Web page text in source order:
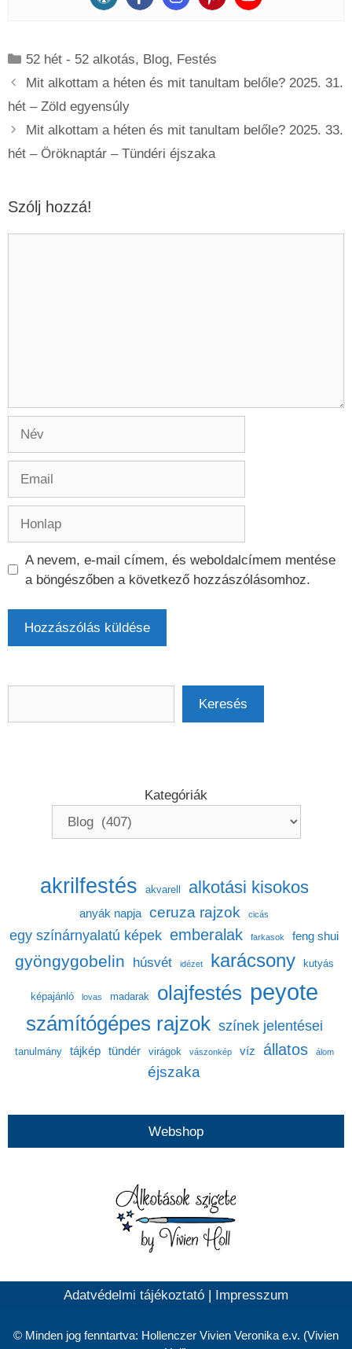
Kategória
52 hét - 52 alkotás, Blog, Festés
Mit alkottam a héten és mit tanultam belőle? 2025. 31.
hét – Zöld egyensúly
Mit alkottam a héten és mit tanultam belőle? 2025. 33.
hét – Öröknaptár – Tündéri éjszaka
Szólj hozzá!
A nevem, e-mail címem, és weboldalcímem mentése
a böngészőben a következő hozzászólásomhoz.
Keresés
Kategóriák
akrilfestés akvarell alkotási kisokos
anyák napja ceruza rajzok cicás
egy színárnyalatú képek emberalak farkasok feng shui
gyöngygobelin húsvét idézet karácsony kutyás
képajánló lovas madarak olajfestés peyote
számítógépes rajzok színek jelentései
tanulmány tájkép tündér virágok vászonkép víz állatos álom
éjszaka
Webshop
Adatvédelmi tájékoztató | Impresszum
© Minden jog fenntartva: Hollenczer Vivien Veronika e.v. (Vivien